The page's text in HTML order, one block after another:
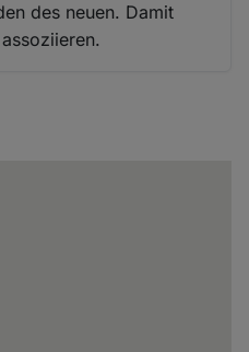
des neuen. Damit